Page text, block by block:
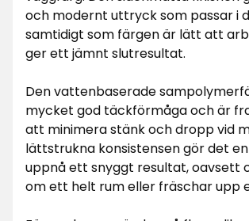
och modernt uttryck som passar i
samtidigt som färgen är lätt att
ger ett jämnt slutresultat.
Den vattenbaserade
mycket god täckförmåga och är
att minimera stänk och dropp vid
lättstrukna konsistensen gör det
uppnå ett snyggt resultat, oavsett
om ett helt rum eller fräschar upp